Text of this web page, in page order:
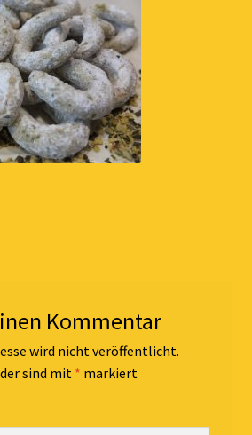
Kommentar
wird nicht veröffentlicht.
sind mit * markiert